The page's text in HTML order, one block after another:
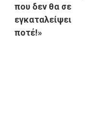
που δεν θα σε
εγκαταλείψει
ποτέ!»